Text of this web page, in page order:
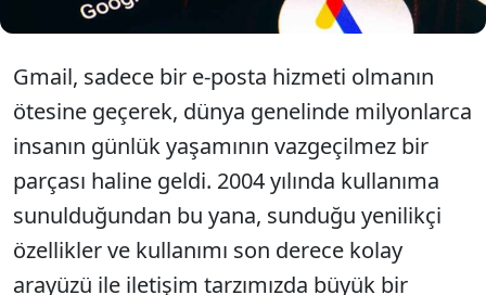
Gmail, sadece bir e-posta hizmeti olmanın
ötesine geçerek, dünya genelinde milyonlarca
insanın günlük yaşamının vazgeçilmez bir
parçası haline geldi. 2004 yılında kullanıma
sunulduğundan bu yana, sunduğu yenilikçi
özellikler ve kullanımı son derece kolay
arayüzü ile iletişim tarzımızda büyük bir